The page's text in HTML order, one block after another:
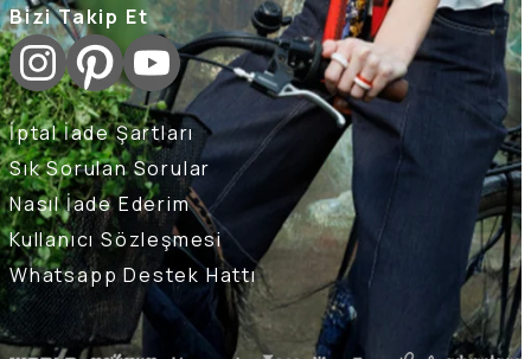
Bizi Takip Et
İptal İade Şartları
Sık Sorulan Sorular
Nasıl İade Ederim
Kullanıcı Sözleşmesi
Whatsapp Destek Hattı